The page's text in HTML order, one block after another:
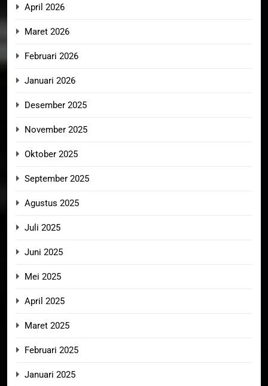
April 2026
Maret 2026
Februari 2026
Januari 2026
Desember 2025
November 2025
Oktober 2025
September 2025
Agustus 2025
Juli 2025
Juni 2025
Mei 2025
April 2025
Maret 2025
Februari 2025
Januari 2025